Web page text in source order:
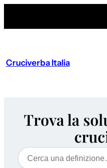
Cruciverba Italia
Trova la
Cerca